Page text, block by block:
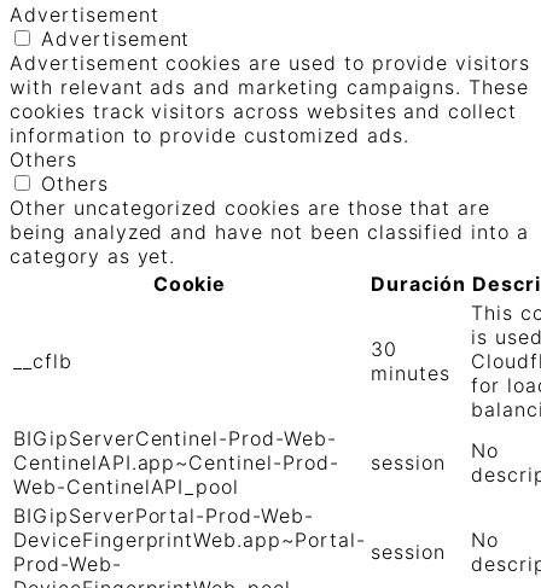
Advertisement
Advertisement
Advertisement cookies are used to provide visitors
with relevant ads and marketing campaigns. These
cookies track visitors across websites and collect
information to provide customized ads.
Others
Others
Other uncategorized cookies are those that are
being analyzed and have not been classified into a
category as yet.
Cookie
Duración
__cflb
30
minutes
This
is
for
BIGipServerCentinel-Prod-Web-
CentinelAPI.app~Centinel-Prod-
Web-CentinelAPI_pool
session
No
BIGipServerPortal-Prod-Web-
DeviceFingerprintWeb.app~Portal-
Prod-Web-
session
No